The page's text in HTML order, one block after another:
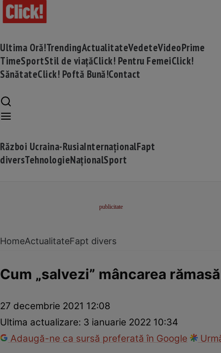
Ultima Oră!TrendingActualitateVedeteVideoPrime
TimeSportStil de viațăClick! Pentru FemeiClick!
SănătateClick! Poftă Bună!Contact
Război Ucraina-RusiaInternaționalFapt
diversTehnologieNaționalSport
HomeActualitateFapt divers
Cum „salvezi” mâncarea
27 decembrie 2021 12:08
Ultima actualizare: 3 ianuarie 2022 10:34
Adaugă-ne ca sursă preferată în Google